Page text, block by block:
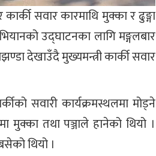
सवार कारमाथि मुक्का र ढुङ्गा
उद्घाटनका लागि मङ्गलबार
देखाउँदै मुख्यमन्त्री कार्की सवार
सवारी कार्यक्रमस्थलमा मोड्ने
मुक्का तथा पञ्जाले हानेको थियो ।
थियो ।